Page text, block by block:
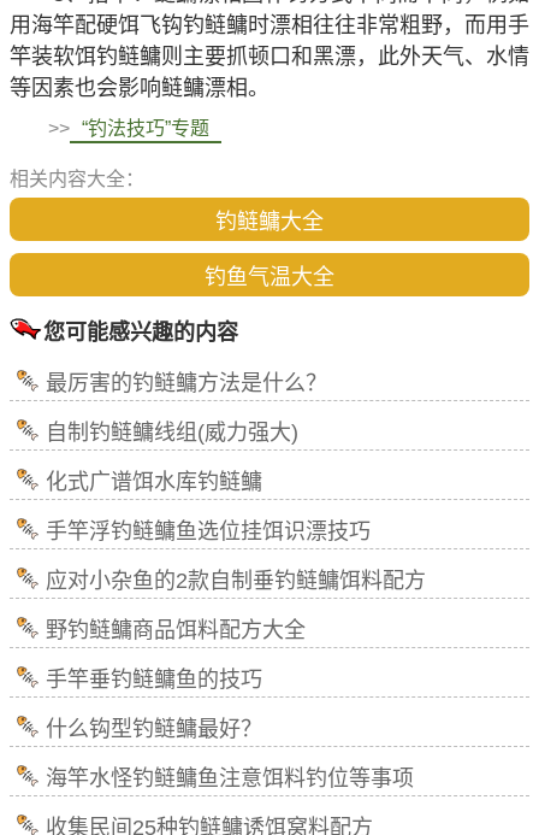
用海竿配硬饵飞钩钓鲢鳙时漂相往往非常粗野，而用手
竿装软饵钓鲢鳙则主要抓顿口和黑漂，此外天气、水情
等因素也会影响鲢鳙漂相。
>> “钓法技巧”专题
相关内容大全：
钓鲢鳙大全
钓鱼气温大全
您可能感兴趣的内容
最厉害的钓鲢鳙方法是什么？
自制钓鲢鳙线组(威力强大)
化式广谱饵水库钓鲢鳙
手竿浮钓鲢鳙鱼选位挂饵识漂技巧
应对小杂鱼的2款自制垂钓鲢鳙饵料配方
野钓鲢鳙商品饵料配方大全
手竿垂钓鲢鳙鱼的技巧
什么钩型钓鲢鳙最好？
海竿水怪钓鲢鳙鱼注意饵料钓位等事项
收集民间25种钓鲢鳙诱饵窝料配方